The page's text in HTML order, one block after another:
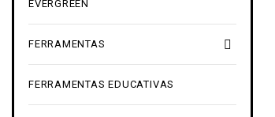
EVERGREEN

FERRAMENTAS
FERRAMENTAS EDUCATIVAS